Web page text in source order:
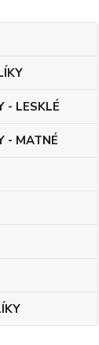
- LESKLÉ
- MATNÉ